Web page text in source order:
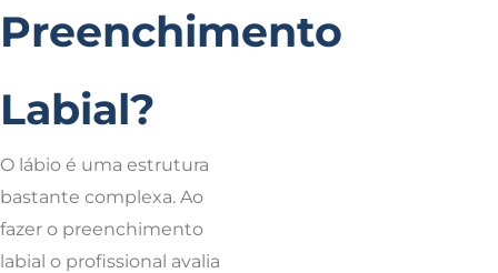
Preenchimento
Labial?
O lábio é uma estrutura
bastante complexa. Ao
fazer o preenchimento
labial o profissional avalia